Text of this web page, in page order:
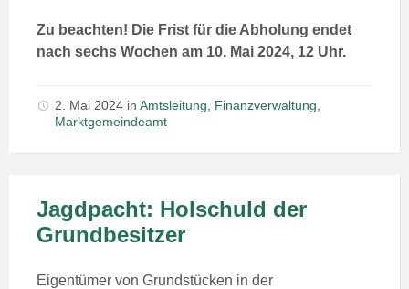
Zu beachten! Die Frist für die Abholung endet
nach sechs Wochen am 10. Mai 2024, 12 Uhr.
2. Mai 2024 in Amtsleitung Finanzverwaltung
Marktgemeindeamt
Jagdpacht: Holschuld der
Grundbesitzer
Eigentümer von Grundstücken in der